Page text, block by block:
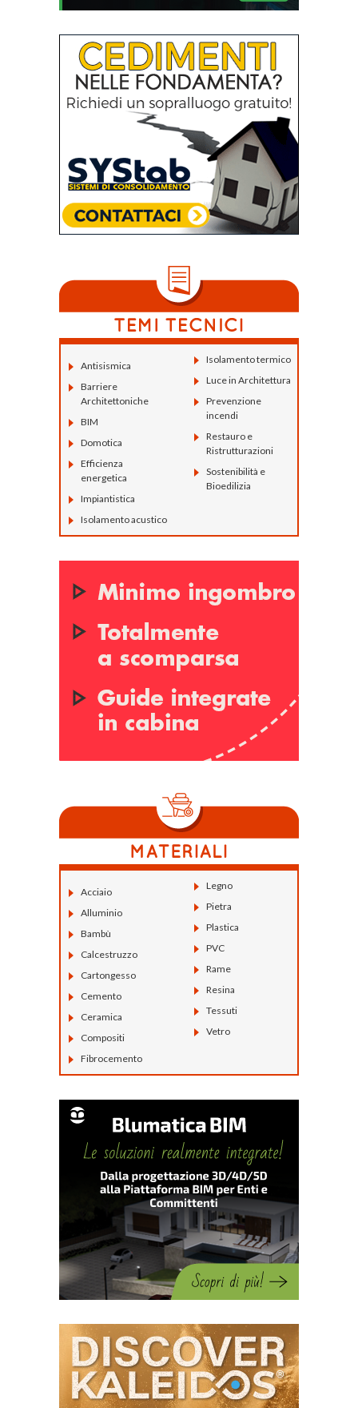
Antisismica
Barriere
Architettoniche
BIM
Domotica
Efficienza
energetica
Impiantistica
Isolamento acustico
Isolamento termico
Luce in Architettura
Prevenzione
incendi
Restauro e
Ristrutturazioni
Sostenibilità e
Bioedilizia
Acciaio
Alluminio
Bambù
Calcestruzzo
Cartongesso
Cemento
Ceramica
Compositi
Fibrocemento
Legno
Pietra
Plastica
PVC
Rame
Resina
Tessuti
Vetro